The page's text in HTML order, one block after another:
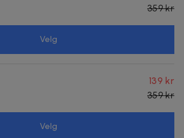
359 kr
Velg
139 kr
359 kr
Velg